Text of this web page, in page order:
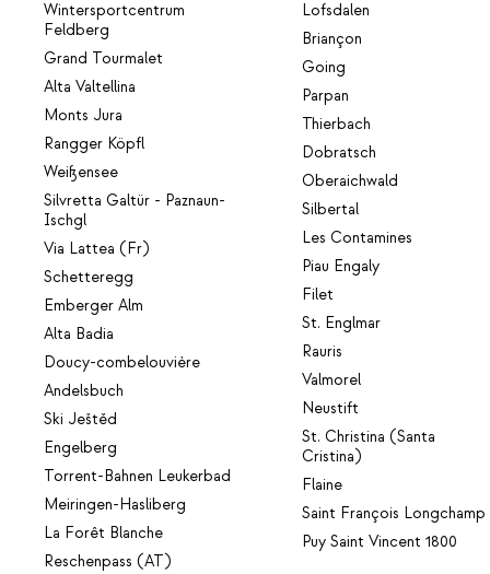
Wintersportcentrum
Feldberg
Grand Tourmalet
Alta Valtellina
Monts Jura
Rangger Köpfl
Weißensee
Silvretta Galtür - Paznaun-
Ischgl
Via Lattea (Fr)
Schetteregg
Emberger Alm
Alta Badia
Doucy-combelouvière
Andelsbuch
Ski Ještěd
Engelberg
Torrent-Bahnen Leukerbad
Meiringen-Hasliberg
La Forêt Blanche
Reschenpass (AT)
Lofsdalen
Briançon
Going
Parpan
Thierbach
Dobratsch
Oberaichwald
Silbertal
Les Contamines
Piau Engaly
Filet
St. Englmar
Rauris
Valmorel
Neustift
St. Christina (Santa
Cristina)
Flaine
Saint François Longchamp
Puy Saint Vincent 1800